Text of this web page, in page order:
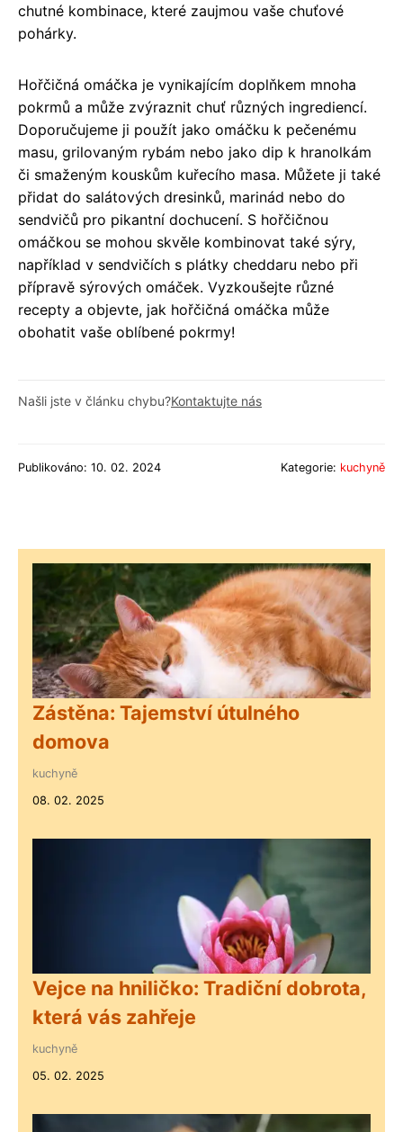
chutné kombinace, které zaujmou vaše chuťové
pohárky.
Hořčičná omáčka je vynikajícím doplňkem mnoha
pokrmů a může zvýraznit chuť různých ingrediencí.
Doporučujeme ji použít jako omáčku k pečenému
masu, grilovaným rybám nebo jako dip k hranolkám
či smaženým kouskům kuřecího masa. Můžete ji také
přidat do salátových dresinků, marinád nebo do
sendvičů pro pikantní dochucení. S hořčičnou
omáčkou se mohou skvěle kombinovat také sýry,
například v sendvičích s plátky cheddaru nebo při
přípravě sýrových omáček. Vyzkoušejte různé
recepty a objevte, jak hořčičná omáčka může
obohatit vaše oblíbené pokrmy!
Našli jste v článku chybu?Kontaktujte nás
Publikováno: 10. 02. 2024 Kategorie: kuchyně
Zástěna: Tajemství útulného
domova
kuchyně
08. 02. 2025
Vejce na hniličko: Tradiční dobrota,
která vás zahřeje
kuchyně
05. 02. 2025